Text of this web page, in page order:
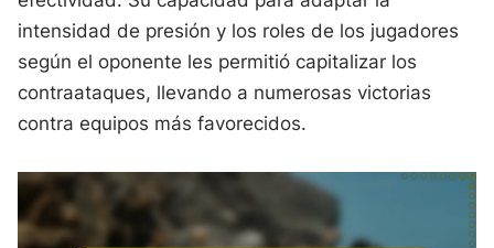
intensidad de presión y los roles de los jugadores
según el oponente les permitió capitalizar los
contraataques, llevando a numerosas victorias
contra equipos más favorecidos.